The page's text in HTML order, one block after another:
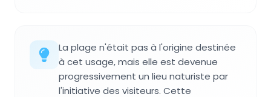
La plage n'était pas à l'origine destinée
à cet usage, mais elle est devenue
progressivement un lieu naturiste par
l'initiative des visiteurs. Cette